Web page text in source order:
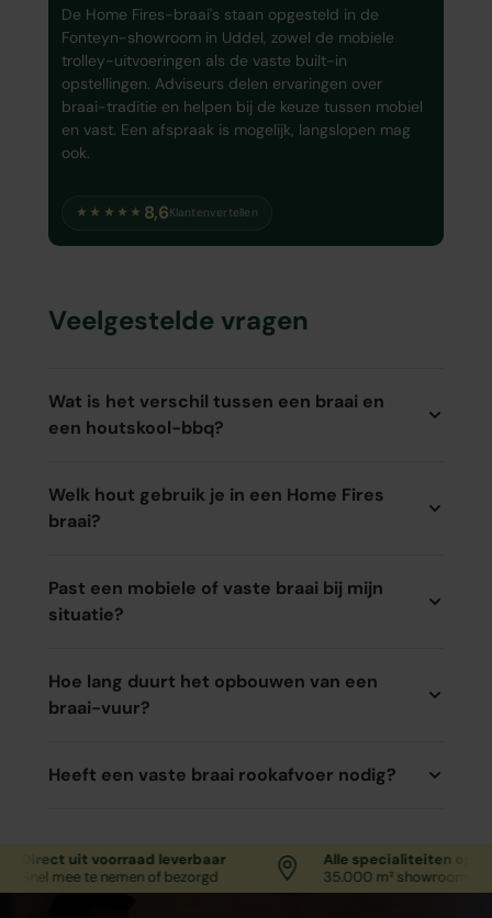
De Home Fires-braai's staan opgesteld in de
Fonteyn-showroom in Uddel, zowel de mobiele
trolley-uitvoeringen als de vaste built-in
opstellingen. Adviseurs delen ervaringen over
braai-traditie en helpen bij de keuze tussen mobiel
en vast. Een afspraak is mogelijk, langslopen mag
ook.
★★★★★ 8,6Klantenvertellen
Veelgestelde vragen
Wat is het verschil tussen een braai en
een houtskool-bbq?
Welk hout gebruik je in een Home Fires
braai?
Past een mobiele of vaste braai bij mijn
situatie?
Hoe lang duurt het opbouwen van een
braai-vuur?
Heeft een vaste braai rookafvoer nodig?
uit voorraad leverbaar
mee te nemen of bezorgd
Alle specialiteiten op één
35.000 m² showroom in Uddel